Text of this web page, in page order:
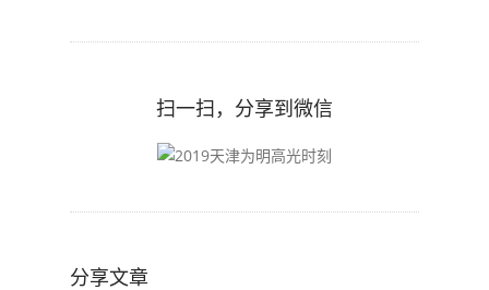
扫一扫，分享到微信
分享文章